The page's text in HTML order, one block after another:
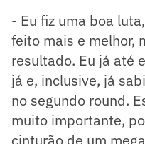
- Eu fiz uma boa
feito mais e melhor,
resultado. Eu já até
já e, inclusive, já
no segundo round.
muito importante,